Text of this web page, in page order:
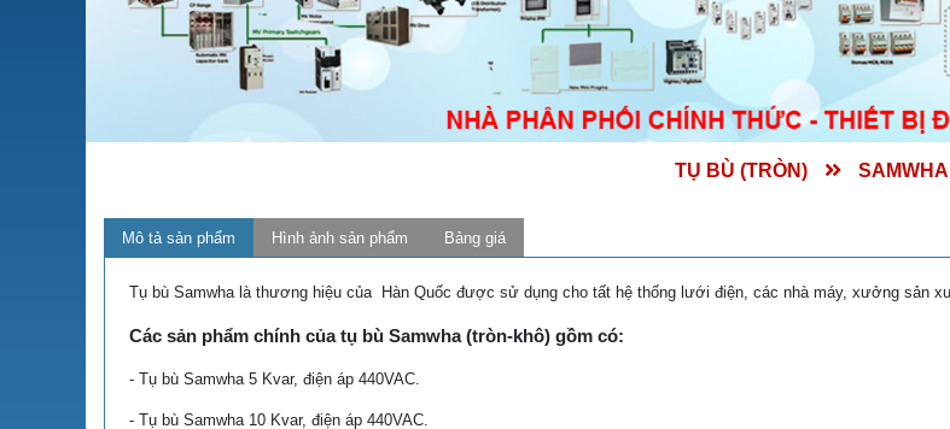
TỤ BÙ (TRÒN) SAMWHA
Mô tả sản phẩm Hình ảnh sản phẩm Bảng giá
Tụ bù Samwha là thương hiệu của Hàn Quốc được sử dụng cho tất hệ thống lưới điện, các nhà máy, xưởng sản
Các sản phẩm chính của tụ bù Samwha (tròn-khô) gồm có:
- Tụ bù Samwha 5 Kvar, điện áp 440VAC.
- Tụ bù Samwha 10 Kvar, điện áp 440VAC.